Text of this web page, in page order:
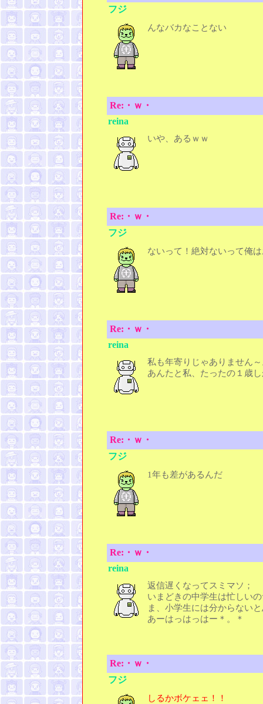
フジ
んなバカなことない
Re:・ｗ・
reina
いや、あるｗｗ
Re:・ｗ・
フジ
ないって！絶対ないって俺
Re:・ｗ・
reina
私も年寄りじゃありません
あんたと私、たったの１歳
Re:・ｗ・
フジ
1年も差があるんだ
Re:・ｗ・
reina
返信遅くなってスミマソ；
いまどきの中学生は忙し
ま、小学生には分からない
あーはっはっはー＊。＊
Re:・ｗ・
フジ
しるかボケェェ！！